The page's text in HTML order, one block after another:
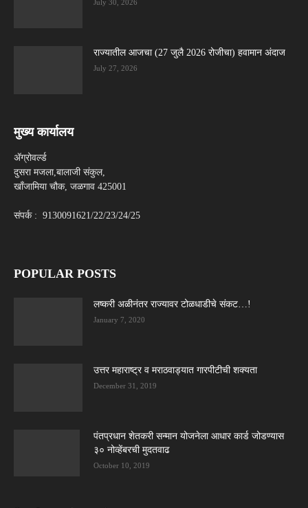
July 30, 2026
राज्यातील आजचा (27 जुलै 2026 रोजीचा) हवामान अंदाज
July 27, 2026
मुख्य कार्यालय
ॲग्रोवर्ल्ड
दुसरा मजला,बालाजी संकुल,
खाँजामिया चौक, जळगाव 425001
संपर्क : 9130091621/22/23/24/25
POPULAR POSTS
लष्करी अळीनंतर राज्यावर टोळधाडीचे संकट…!
January 7, 2020
उत्तर महाराष्ट्र व मराठवाड्यात गारपीटीची शक्यता
December 31, 2019
पंतप्रधान शेतकरी सन्मान योजनेला आधार कार्ड जोडण्यास
३० नोव्हेंबरची मुदतवाढ
October 10, 2019